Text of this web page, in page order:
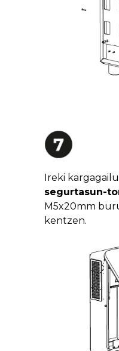
Ireki
segurtasun-
M5x20mm
kentzen.